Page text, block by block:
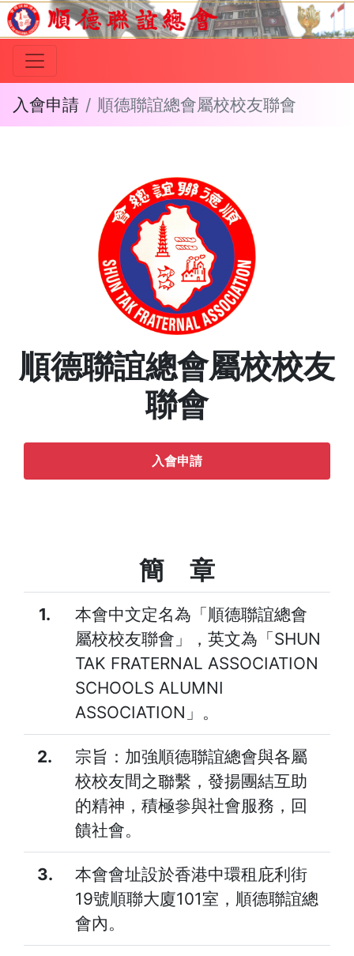
入會申請 順德聯誼總會屬校校友聯會
順德聯誼總會屬校校友
聯會
入會申請
簡 章
1.
本會中文定名為「順德聯誼總會
屬校校友聯會」，英文為「SHUN
TAK FRATERNAL ASSOCIATION
SCHOOLS ALUMNI
ASSOCIATION」。
2.
宗旨：加強順德聯誼總會與各屬
校校友間之聯繫，發揚團結互助
的精神，積極參與社會服務，回
饋社會。
3.
本會會址設於香港中環租庇利街
19號順聯大廈101室，順德聯誼總
會內。